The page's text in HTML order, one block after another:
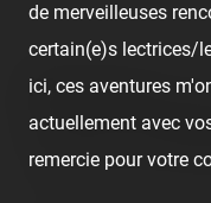
[SRLP 22/24]Valras
minute, où nous
minuscule en bord
de merveilleuses
certain(e)s lectrices/
ici, ces aventures
actuellement avec
remercie pour votre